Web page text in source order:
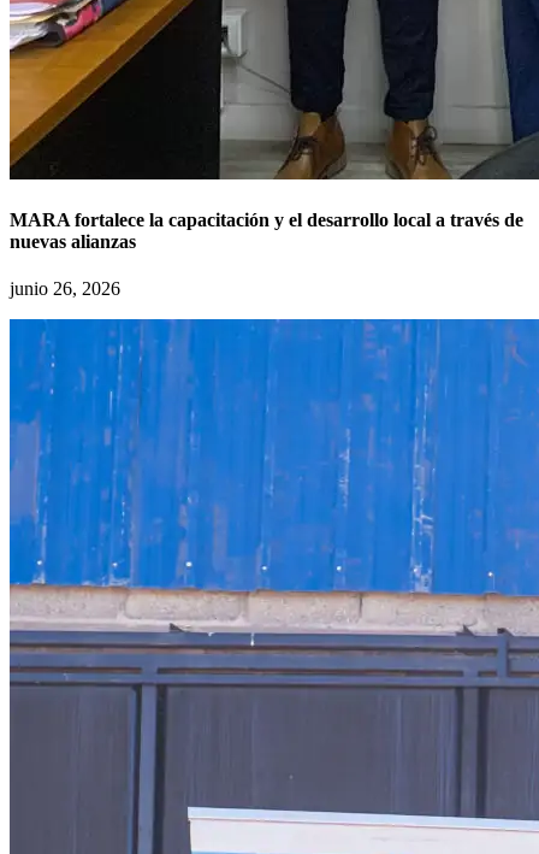
MARA fortalece la capacitación y el desarrollo local a través de
nuevas alianzas
junio 26, 2026